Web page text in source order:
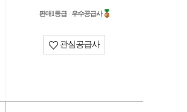
판매1등급 우수공급사
관심공급사